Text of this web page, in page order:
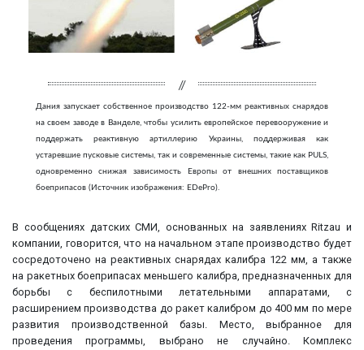
Дания запускает собственное производство 122-мм реактивных снарядов
на своем заводе в Ванделе, чтобы усилить европейское перевооружение и
поддержать реактивную артиллерию Украины, поддерживая как
устаревшие пусковые системы, так и современные системы, такие как PULS,
одновременно снижая зависимость Европы от внешних поставщиков
боеприпасов (Источник изображения: EDePro).
В сообщениях датских СМИ, основанных на заявлениях Ritzau и
компании, говорится, что на начальном этапе производство будет
сосредоточено на реактивных снарядах калибра 122 мм, а также
на ракетных боеприпасах меньшего калибра, предназначенных для
борьбы с беспилотными летательными аппаратами, с
расширением производства до ракет калибром до 400 мм по мере
развития производственной базы. Место, выбранное для
проведения программы, выбрано не случайно. Комплекс